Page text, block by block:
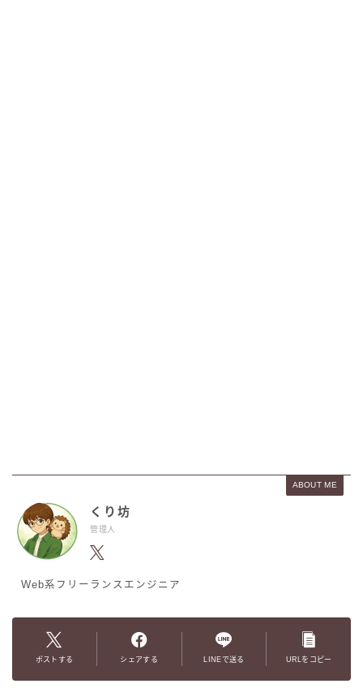
ABOUT ME
くり坊
管理人
Web系フリーランスエンジニア
ポストする シェアする LINEで送る URLをコピー